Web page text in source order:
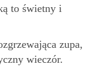
to świetny i
zupa,
wieczór.